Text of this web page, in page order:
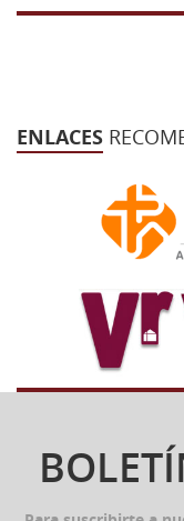
ENLACES